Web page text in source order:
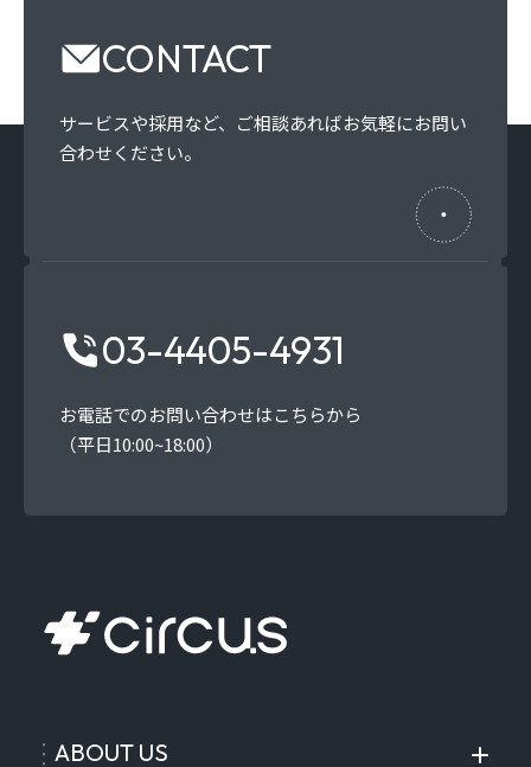
CONTACT
サービスや採用など、 ご相談あればお気軽にお問い
合わせください。
03-4405-4931
お電話でのお問い合わせはこちらから
（平日10:00~18:00）
ABOUT US